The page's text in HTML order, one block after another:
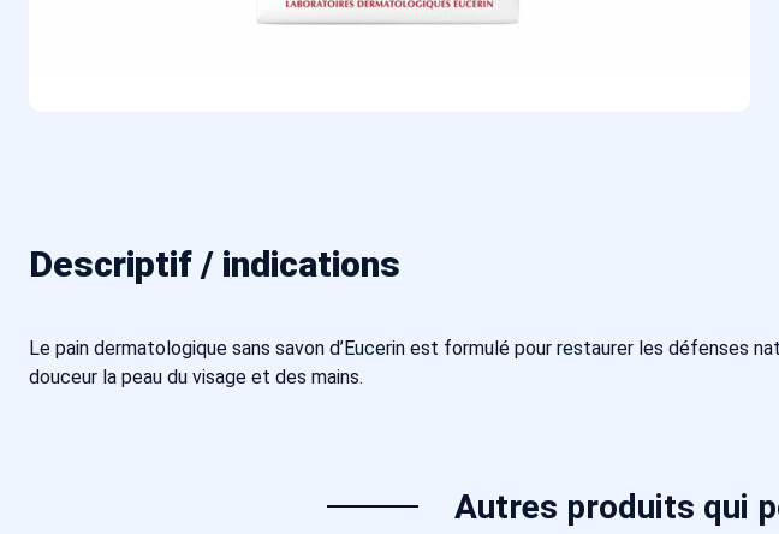
Descriptif / indications
Le pain dermatologique sans savon d’Eucerin est formulé pour restaurer les défenses
douceur la peau du visage et des mains.
Autres produits qui